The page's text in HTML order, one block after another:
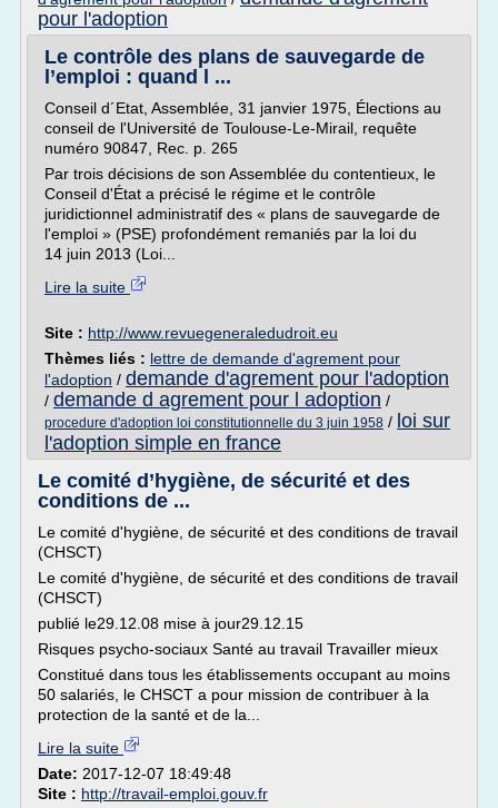
pour l'adoption
Le contrôle des plans de sauvegarde de
l’emploi : quand l ...
Conseil d´Etat, Assemblée, 31 janvier 1975, Élections au
conseil de l'Université de Toulouse-Le-Mirail, requête
numéro 90847, Rec. p. 265
Par trois décisions de son Assemblée du contentieux, le
Conseil d'État a précisé le régime et le contrôle
juridictionnel administratif des « plans de sauvegarde de
l'emploi » (PSE) profondément remaniés par la loi du
14 juin 2013 (Loi...
Lire la suite
Site : http://www.revuegeneraledudroit.eu
Thèmes liés : lettre de demande d'agrement pour
l'adoption / demande d'agrement pour l'adoption
/ demande d agrement pour l adoption /
procedure d'adoption loi constitutionnelle du 3 juin 1958 / loi sur
l'adoption simple en france
Le comité d’hygiène, de sécurité et des
conditions de ...
Le comité d'hygiène, de sécurité et des conditions de travail
(CHSCT)
Le comité d'hygiène, de sécurité et des conditions de travail
(CHSCT)
publié le29.12.08 mise à jour29.12.15
Risques psycho-sociaux Santé au travail Travailler mieux
Constitué dans tous les établissements occupant au moins
50 salariés, le CHSCT a pour mission de contribuer à la
protection de la santé et de la...
Lire la suite
Date: 2017-12-07 18:49:48
Site : http://travail-emploi.gouv.fr